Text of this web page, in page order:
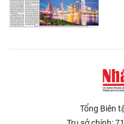
Tổng Biên